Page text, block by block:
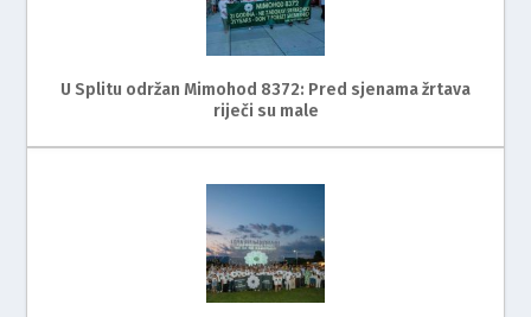
U Splitu održan Mimohod 8372: Pred sjenama žrtava
riječi su male